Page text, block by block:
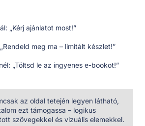
„Kérj ajánlatot most!”
meg ma – limitált készlet!”
„Töltsd le az ingyenes e-bookot!”
az oldal tetején legyen látható,
ezt támogassa – logikus
szövegekkel és vizuális elemekkel.